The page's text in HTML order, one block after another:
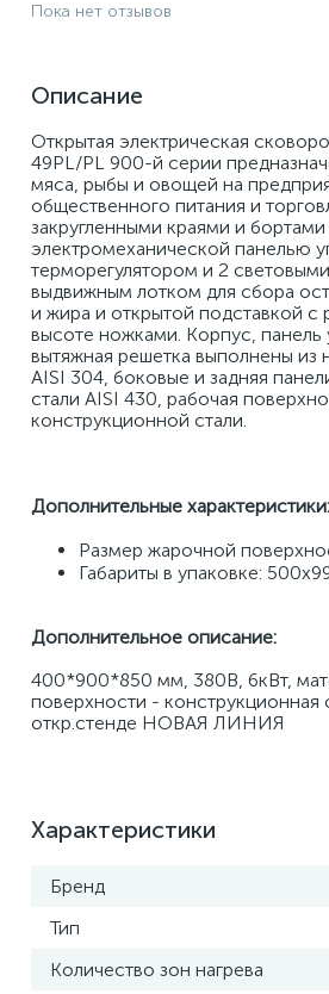
Пока нет отзывов
Описание
Открытая электрическая
49PL/PL 900-й серии
мяса, рыбы и овощей на
общественного питания и
закругленными краями и
электромеханической панелью
терморегулятором и 2
выдвижным лотком для сбора
и жира и открытой подставкой с
высоте ножками. Корпус, панель
вытяжная решетка выполнены
AISI 304, боковые и задняя
стали AISI 430, рабочая
конструкционной стали.
Дополнительные характеристики:
Размер жарочной
Габариты в упаковке:
Дополнительное описание:
400*900*850 мм, 380В, 6кВт,
поверхности - конструкционная
откр.стенде НОВАЯ ЛИНИЯ
Характеристики
Бренд
Тип
Количество зон нагрева